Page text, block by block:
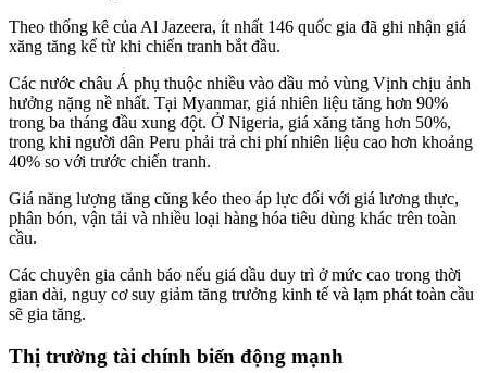
Theo thống kê của Al Jazeera, ít nhất 146 quốc gia đã ghi nhận giá
xăng tăng kể từ khi chiến tranh bắt đầu.
Các nước châu Á phụ thuộc nhiều vào dầu mỏ vùng Vịnh chịu ảnh
hưởng nặng nề nhất. Tại Myanmar, giá nhiên liệu tăng hơn 90%
trong ba tháng đầu xung đột. Ở Nigeria, giá xăng tăng hơn 50%,
trong khi người dân Peru phải trả chi phí nhiên liệu cao hơn khoảng
40% so với trước chiến tranh.
Giá năng lượng tăng cũng kéo theo áp lực đối với giá lương thực,
phân bón, vận tải và nhiều loại hàng hóa tiêu dùng khác trên toàn
cầu.
Các chuyên gia cảnh báo nếu giá dầu duy trì ở mức cao trong thời
gian dài, nguy cơ suy giảm tăng trưởng kinh tế và lạm phát toàn cầu
sẽ gia tăng.
Thị trường tài chính biến động mạnh